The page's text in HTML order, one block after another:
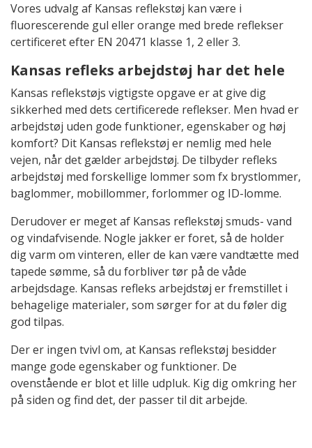
Vores udvalg af Kansas reflekstøj kan være i
fluorescerende gul eller orange med brede reflekser
certificeret efter EN 20471 klasse 1, 2 eller 3.
Kansas refleks arbejdstøj har det hele
Kansas reflekstøjs vigtigste opgave er at give dig
sikkerhed med dets certificerede reflekser. Men hvad er
arbejdstøj uden gode funktioner, egenskaber og høj
komfort? Dit Kansas reflekstøj er nemlig med hele
vejen, når det gælder arbejdstøj. De tilbyder refleks
arbejdstøj med forskellige lommer som fx brystlommer,
baglommer, mobillommer, forlommer og ID-lomme.
Derudover er meget af Kansas reflekstøj smuds- vand
og vindafvisende. Nogle jakker er foret, så de holder
dig varm om vinteren, eller de kan være vandtætte med
tapede sømme, så du forbliver tør på de våde
arbejdsdage. Kansas refleks arbejdstøj er fremstillet i
behagelige materialer, som sørger for at du føler dig
god tilpas.
Der er ingen tvivl om, at Kansas reflekstøj besidder
mange gode egenskaber og funktioner. De
ovenstående er blot et lille udpluk. Kig dig omkring her
på siden og find det, der passer til dit arbejde.